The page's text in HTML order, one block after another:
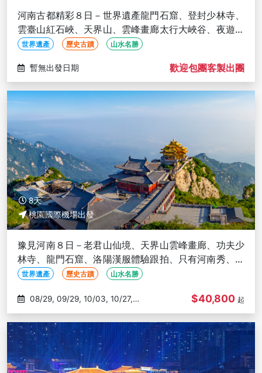
河南古都精彩８日－世界遺產龍門石窟、登封少林寺、
雲臺山紅石峽、天界山、雲峰畫廊太行大峽谷、夜遊鼓
樓夜市(文化參訪)
世界遺產 歷史古蹟 山水名勝
暫無出發日期 歡迎包團客製出團
8天
桃園國際機場出發
豫見河南８日－老君山仙境、天界山雲峰畫廊、功夫少
林寺、龍門石窟、洛陽漢服體驗跟拍、只有河南秀、三
排座椅(文化參訪)
世界遺產 歷史古蹟 山水名勝
10/31
$40,800 起